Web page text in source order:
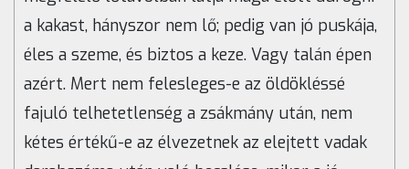
a kakast, hányszor nem lő; pedig van jó puskája,
éles a szeme, és biztos a keze. Vagy talán épen
azért. Mert nem felesleges-e az öldökléssé
fajuló telhetetlenség a zsákmány után, nem
kétes értékű-e az élvezetnek az elejtett vadak